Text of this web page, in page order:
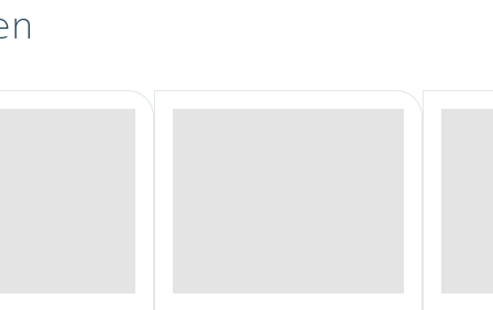
systeemaanpak, gericht op preventie,
effectieve bestrijding en het versterken
planten. De fungiciden Serenade en
houden?